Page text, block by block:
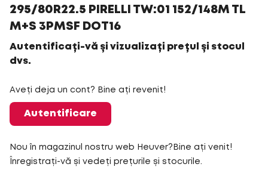
295/80R22.5 PIRELLI TW:01 152/148M TL
M+S 3PMSF DOT16
Autentificați-vă și vizualizați prețul și stocul
dvs.
Aveți deja un cont? Bine ați revenit!
Autentificare
Nou în magazinul nostru web Heuver?Bine ați venit!
Înregistrați-vă și vedeți prețurile și stocurile.